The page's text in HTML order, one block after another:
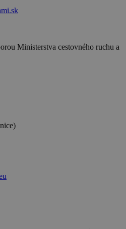
Ministerstva cestovného ruchu a